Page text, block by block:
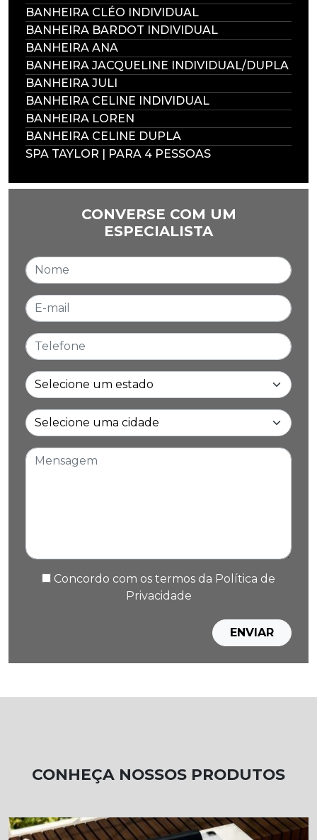
BANHEIRA CLÉO INDIVIDUAL
BANHEIRA BARDOT INDIVIDUAL
BANHEIRA ANA
BANHEIRA JACQUELINE INDIVIDUAL/DUPLA
BANHEIRA JULI
BANHEIRA CELINE INDIVIDUAL
BANHEIRA LOREN
BANHEIRA CELINE DUPLA
SPA TAYLOR | PARA 4 PESSOAS
CONVERSE COM UM
ESPECIALISTA
Nome
E-mail
Mensagem
Concordo com os termos da Política de
Privacidade
CONHEÇA NOSSOS PRODUTOS